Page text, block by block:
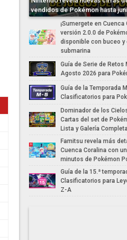
vendidos de Pokémon hasta
¡Sumergete en Cuenca
versión 2.0.0 de
disponible con buceo
submarina
Guía de Serie de Retos
Agosto 2026 para
Guía de la Temporada
Clasificatorios para
Dominador de los
Cartas del set de
Lista y Galería
Famitsu revela más
Cuenca Coralina con
minutos de Pokémon
Guía de la 15.ª
Clasificatorios para
Z-A